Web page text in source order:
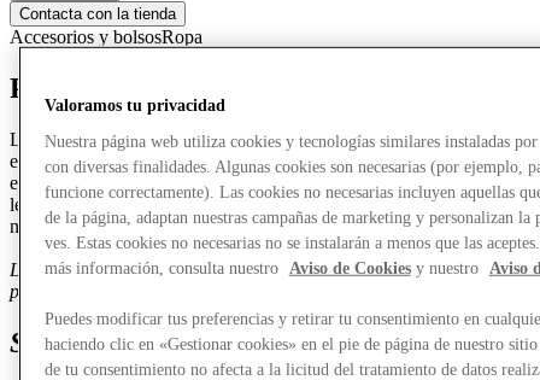
Contacta con la tienda
Accesorios y bolsosRopa
Presentando a KARL LAGERFELD
La Casa de KARL LAGERFELD comparte la icónica visión y
estética de diseño de su fundador, Karl Lagerfeld, fusionada con un
espíritu contemporáneo y visionario. La marca celebra su colosal
legado e insufla su pasión, intuición e inagotable creatividad en el
núcleo de su ADN.
La tienda en el Outlet de Diseñador Roosendaal ofrece artículos
para mujeres.
Special ofertasde Karl Lagerfeld
Valoramos tu privacidad
Nuestra página web utiliza cookies y tecnologías similares instaladas
con diversas finalidades. Algunas cookies son necesarias (por ejemplo,
funcione correctamente). Las cookies no necesarias incluyen aquellas
de la página, adaptan nuestras campañas de marketing y personalizan la
ves. Estas cookies no necesarias no se instalarán a menos que las
más información, consulta nuestro
Aviso de Cookiesy nuestro Aviso
Puedes modificar tus preferencias y retirar tu consentimiento en
haciendo clic en «Gestionar cookies» en el pie de página de nuestro
de tu consentimiento no afecta a la licitud del tratamiento de datos